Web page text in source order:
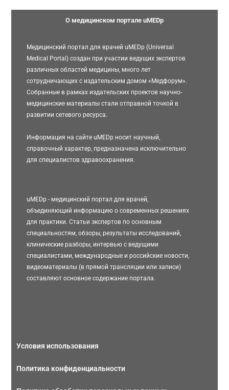
О медицинском портале uMEDp
Медицинский портал для врачей uMEDp (Universal
Medical Portal) создан при участии ведущих экспертов
различных областей медицины, много лет
сотрудничающих с издательским домом «Медфорум».
Собранные в рамках издательских проектов научно-
медицинские материалы стали отправной точкой в
развитии сетевого ресурса.
Информация на сайте uMEDp носит научный,
справочный характер, предназначена исключительно
для специалистов здравоохранения.
uMEDp - медицинский портал для врачей,
объединяющий информацию о современных решениях
для практики. Статьи экспертов по основным
специальностям, обзоры, результаты исследований,
клинические разборы, интервью с ведущими
специалистами, международные и российские новости,
видеоматериалы (в прямой трансляции или записи)
составляют основное содержание портала.
Условия использования
Политика конфиденциальности